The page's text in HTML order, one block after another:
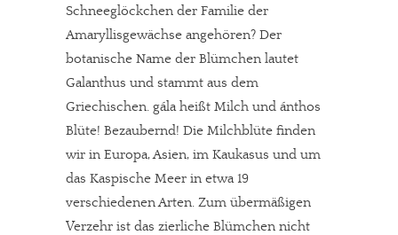
Schneeglöckchen der Familie der
Amaryllisgewächse angehören? Der
botanische Name der Blümchen lautet
Galanthus und stammt aus dem
Griechischen. gála heißt Milch und ánthos
Blüte! Bezaubernd! Die Milchblüte finden
wir in Europa, Asien, im Kaukasus und um
das Kaspische Meer in etwa 19
verschiedenen Arten. Zum übermäßigen
Verzehr ist das zierliche Blümchen nicht